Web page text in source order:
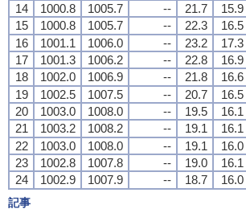
14
1000.8 1005.7 -- 21.7 15.9
15
1000.8 1005.7 -- 22.3 16.5
16
1001.1 1006.0 -- 23.2 17.3
17
1001.3 1006.2 -- 22.8 16.9
18
1002.0 1006.9 -- 21.8 16.6
19
1002.5 1007.5 -- 20.7 16.5
20
1003.0 1008.0 -- 19.5 16.1
21
1003.2 1008.2 -- 19.1 16.1
22
1003.0 1008.0 -- 19.1 16.0
23
1002.8 1007.8 -- 19.0 16.1
24
1002.9 1007.9 -- 18.7 16.0
記事